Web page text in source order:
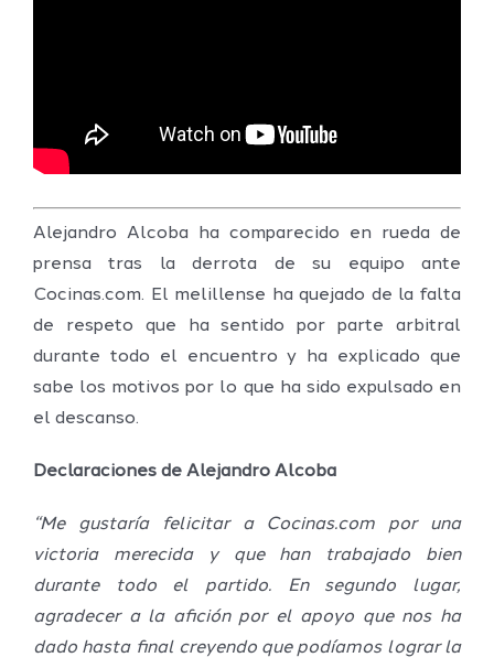
Alejandro Alcoba ha comparecido en rueda de
prensa tras la derrota de su equipo ante
Cocinas.com. El melillense ha quejado de la falta
de respeto que ha sentido por parte arbitral
durante todo el encuentro y ha explicado que
sabe los motivos por lo que ha sido expulsado en
el descanso.
Declaraciones de Alejandro Alcoba
“Me gustaría felicitar a Cocinas.com por una
victoria merecida y que han trabajado bien
durante todo el partido. En segundo lugar,
agradecer a la afición por el apoyo que nos ha
dado hasta final creyendo que podíamos lograr la